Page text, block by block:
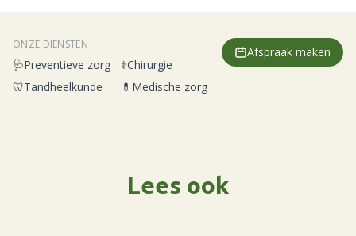
ONZE DIENSTEN
🩺Preventieve zorg ⚕️Chirurgie
🦷Tandheelkunde 💊 Medische zorg
Afspraak maken
Lees ook